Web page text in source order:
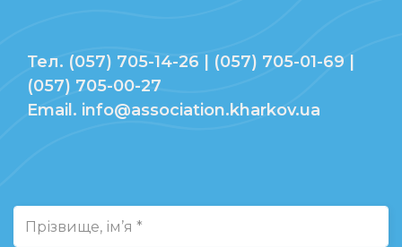
Тел. (057) 705-14-26 | (057) 705-01-69 |
(057) 705-00-27
Email. info@association.kharkov.ua